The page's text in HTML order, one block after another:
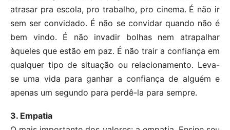
atrasar pra escola, pro trabalho, pro cinema. É não ir
sem ser convidado. É não se convidar quando não é
bem vindo. É não invadir bolhas nem atrapalhar
àqueles que estão em paz. É não trair a confiança em
qualquer tipo de situação ou relacionamento. Leva-
se uma vida para ganhar a confiança de alguém e
apenas um segundo para perdê-la para sempre.
3. Empatia